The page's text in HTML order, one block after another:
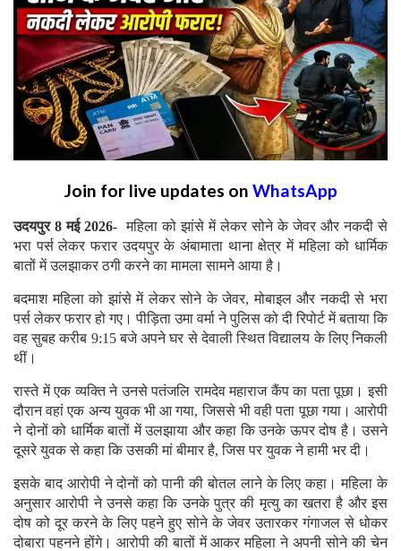
Join for live updates on WhatsApp
उदयपुर 8 मई 2026- महिला को झांसे में लेकर सोने के जेवर और नकदी से
भरा पर्स लेकर फरार उदयपुर के अंबामाता थाना क्षेत्र में महिला को धार्मिक
बातों में उलझाकर ठगी करने का मामला सामने आया है।
बदमाश महिला को झांसे में लेकर सोने के जेवर, मोबाइल और नकदी से भरा
पर्स लेकर फरार हो गए। पीड़िता उमा वर्मा ने पुलिस को दी रिपोर्ट में बताया कि
वह सुबह करीब 9:15 बजे अपने घर से देवाली स्थित विद्यालय के लिए निकली
थीं।
रास्ते में एक व्यक्ति ने उनसे पतंजलि रामदेव महाराज कैंप का पता पूछा। इसी
दौरान वहां एक अन्य युवक भी आ गया, जिससे भी वही पता पूछा गया। आरोपी
ने दोनों को धार्मिक बातों में उलझाया और कहा कि उनके ऊपर दोष है। उसने
दूसरे युवक से कहा कि उसकी मां बीमार है, जिस पर युवक ने हामी भर दी।
इसके बाद आरोपी ने दोनों को पानी की बोतल लाने के लिए कहा। महिला के
अनुसार आरोपी ने उनसे कहा कि उनके पुत्र की मृत्यु का खतरा है और इस
दोष को दूर करने के लिए पहने हुए सोने के जेवर उतारकर गंगाजल से धोकर
दोबारा पहनने होंगे। आरोपी की बातों में आकर महिला ने अपनी सोने की चेन